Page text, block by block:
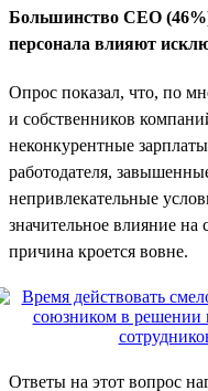
Большинство CEO
персонала влияют
Опрос показал, что, по
и собственников
неконкурентные
работодателя,
непривлекательные
значительное влияние
причина кроется вовне.
Ответы на этот вопрос